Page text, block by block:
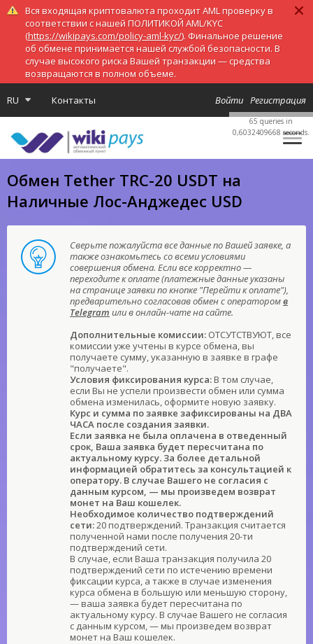
Вся входящая криптовалюта проходит AML проверку в
соответствии с нашей ПОЛИТИКОЙ AML/KYC
(https://wikipays.com/policy-aml-kyc/). Финальное решение
об обмене принимается нашей службой безопасности. В
случае высокого риска Вашей транзакции — средства
возвращаются в полном объеме.
RU Контакты Регистрация
Войти
Обмен Tether TRC-20 USDT на
Наличные Лос-Анджедес USD
Сверьте пожалуйста все данные по Вашей заявке, а
также ознакомьтесь со всеми условиями
совершения обмена. Если все корректно —
переходите к оплате (платежные данные указаны
на странице заявки по кнопке "Перейти к оплате"),
предварительно согласовав обмен с операторомв
Telegram или в онлайн-чате на сайте.
Дополнительные комиссии: ОТСУТСТВУЮТ, все
комиссии уже учтены в курсе обмена, вы
получаете сумму, указанную в заявке в графе
"получаете".
Условия фиксирования курса: В том случае,
если Вы не успели произвести обмен или сумма
обмена изменилась, оформите новую заявку.
Курс и сумма по заявке зафиксированы на ДВА
ЧАСА после создания заявки.
Если заявка не была оплачена в отведенный
срок, Ваша заявка будет пересчитана по
актуальному курсу. За более детальной
информацией обратитесь за консультацией к
оператору. В случае Вашего не согласия с
данным курсом, — мы произведем возврат
монет на Ваш кошелек.
Необходимое количество подтверждений
сети:20 подтверждений. Транзакция считается
полученной нами после получения 20-ти
подтверждений сети.
В случае, если Ваша транзакция получила 20
подтверждений сети по истечению времени
фиксации курса, а также в случае изменения
курса обмена в большую или меньшую сторону,
— ваша заявка будет пересчитана по
актуальному курсу. В случае Вашего не согласия
с данным курсом, — мы произведем возврат
монет на Ваш кошелек.
65 queries in
0,6032409668 seconds.